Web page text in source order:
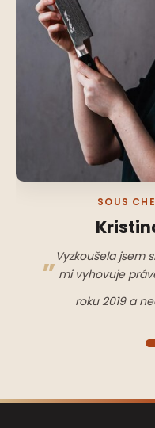
SOUS
Vyzkoušela jsem
mi vyhovuje
roku 2019 a
Z